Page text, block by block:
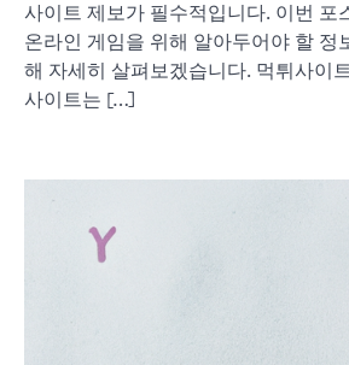
사이트 제보가 필수적입니다. 이번 포
온라인 게임을 위해 알아두어야 할 정
해 자세히 살펴보겠습니다. 먹튀사이
사이트는 […]